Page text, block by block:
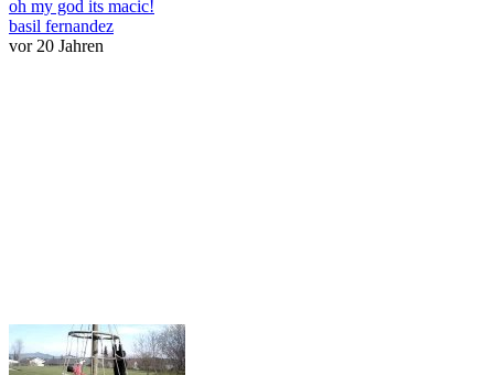
oh my god its macic!
basil fernandez
vor 20 Jahren